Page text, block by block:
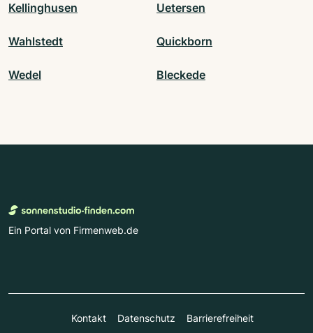
Kellinghusen Uetersen
Wahlstedt Quickborn
Wedel Bleckede
Ein Portal von Firmenweb.de
Kontakt Datenschutz
Barrierefreiheit